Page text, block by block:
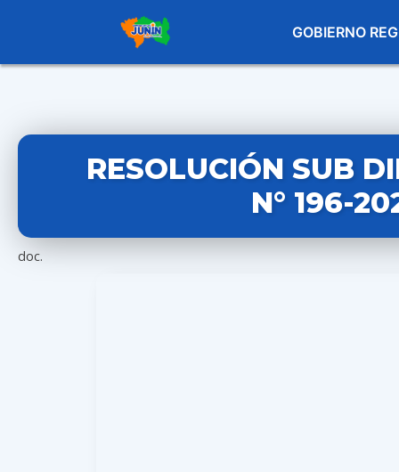
GOBIERNO
RESOLUCIÓN SUB
N° 196-
doc.